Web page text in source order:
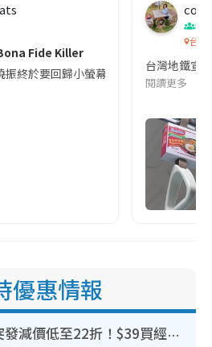
Fide Killer
振終於要回歸小螢幕啦!這次的劇本改編
co
吹
台灣
台灣地鐵宣
閱讀更多
優惠情報
GU優惠｜手袋突發減價低至22折！$39買經典波士頓包/餃子袋！飾物同步減價$29起！